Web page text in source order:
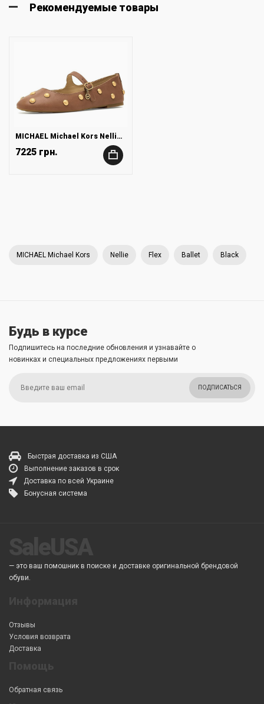
Рекомендуемые товары
MICHAEL Michael Kors Nellie Flex Ballet
7225 грн. +
MICHAEL Michael Kors Nellie Flex Ballet Black
Будь в курсе
Подпишитесь на последние обновления и узнавайте о
новинках и специальных предложениях первыми
ПОДПИСАТЬСЯ
Быстрая доставка из США
Выполнение заказов в срок
Доставка по всей Украине
Бонусная система
— это ваш помошник в поиске и доставке оригинальной брендовой
обуви.
Отзывы
Условия возврата
Доставка
Обратная связь